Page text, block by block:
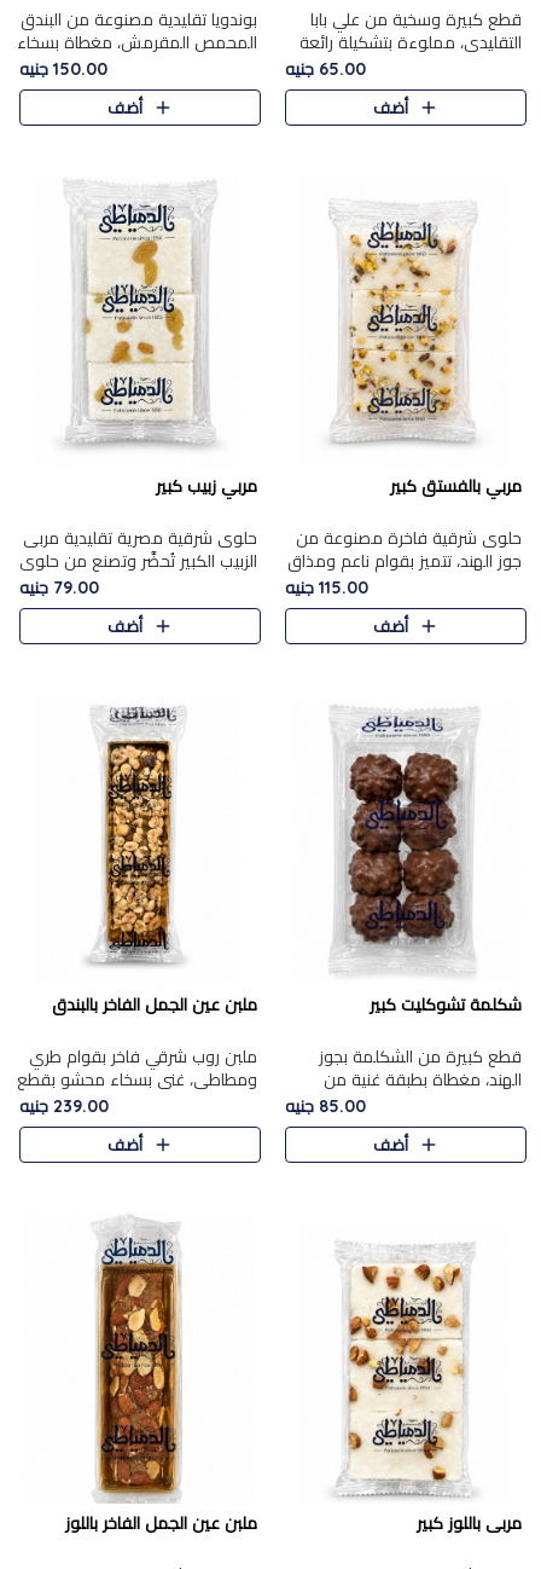
قطع كبيرة وسخية من علي بابا
التقليدي، مملوءة بتشكيلة رائعة
من المكسرات المحمصة المحمرة.
65.00 جنيه
أضف
بوندويا تقليدية مصنوعة من البندق
المحمص المقرمش، مغطاة بسخاء
بشوكولاتة فاخرة غنية لتحقيق
التوازن المثالي بين قوام القرمشة
ونكهة الشوكولاتة ا..
150.00 جنيه
أضف
مربي بالفستق كبير
حلوى شرقية فاخرة مصنوعة من
جوز الهند، تتميز بقوام ناعم ومذاق
غني، وتزين بقطع من الفستق
الفاخر التي تضيف عليها قرمشة
115.00 جنيه
أضف
مربي زبيب كبير
حلوى شرقية مصرية تقليدية مربى
الزبيب الكبير تُحضَّر وتصنع من حلوي
جوز الهند باسد بقوام طري ومذاق
غني، وتُزين وتغطا بحبات الزبيب
الذهبي التي ..
79.00 جنيه
أضف
شكلمة تشوكليت كبير
قطع كبيرة من الشكلمة بجوز
الهند، مغطاة بطبقة غنية من
الشوكولاتة الفاخرة لتجمع بين
القوام الطري من الداخل مركز جوز
الهند المطاطي والمذاق الغن..
85.00 جنيه
أضف
ملبن عين الجمل الفاخر بالبندق
ملبن روب شرقي فاخر بقوام طري
ومطاطي، غني بسخاء محشو بقطع
عين الجمل والبندق المحمص التي
تضيف قرمشة مميزة مُرضية
ونكهة جوزية غنية في كل
239.00 جنيه
أضف
مربى باللوز كبير ملبن عين الجمل الفاخر باللوز